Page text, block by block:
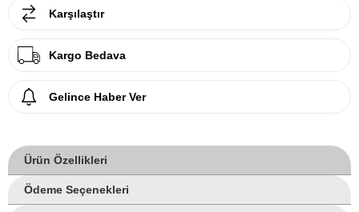
Karşılaştır
Kargo Bedava
Gelince Haber Ver
Ürün Özellikleri
Ödeme Seçenekleri